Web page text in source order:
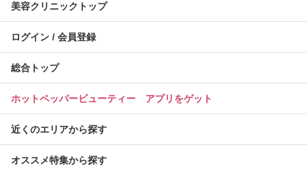
美容クリニックトップ
ログイン / 会員登録
総合トップ
ホットペッパービューティー アプリをゲット
近くのエリアから探す
オススメ特集から探す